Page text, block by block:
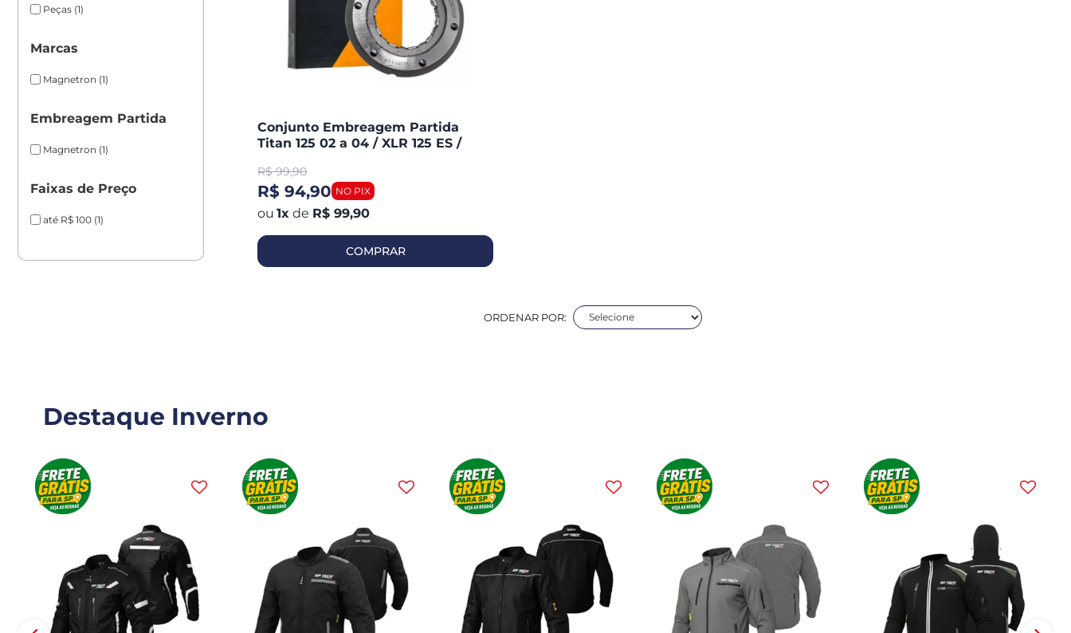
Peças (1)
Marcas
Magnetron (1)
Embreagem Partida
Magnetron (1)
Faixas de Preço
até R$ 100 (1)
Conjunto Embreagem Partida
Titan 125 02 a 04 / XLR 125 ES /
R$ 99,90
R$ 94,90
1x de R$ 99,90
COMPRAR
ORDENAR POR:
Destaque Inverno